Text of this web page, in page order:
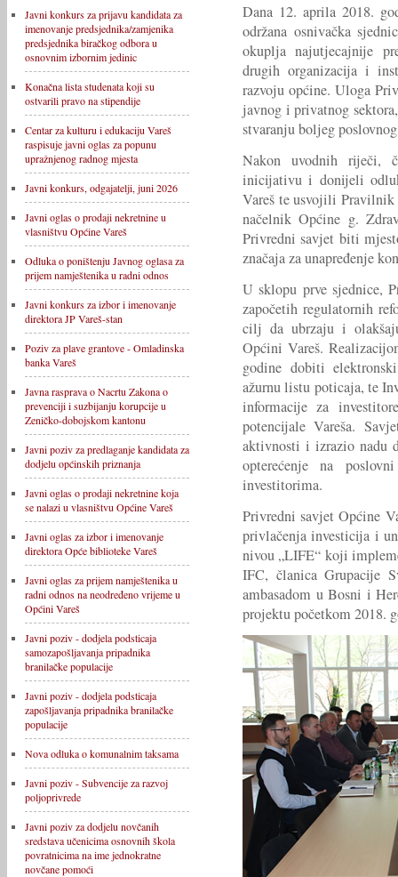
Javni konkurs za prijavu kandidata za
imenovanje predsjednika/zamjenika
predsjednika biračkog odbora u
osnovnim izbornim jedinic
Konačna lista studenata koji su
ostvarili pravo na stipendije
Centar za kulturu i edukaciju Vareš
raspisuje javni oglas za popunu
upražnjenog radnog mjesta
Javni konkurs, odgajatelji, juni 2026
Javni oglas o prodaji nekretnine u
vlasništvu Općine Vareš
Odluka o poništenju Javnog oglasa za
prijem namještenika u radni odnos
Javni konkurs za izbor i imenovanje
direktora JP Vareš-stan
Poziv za plave grantove - Omladinska
banka Vareš
Javna rasprava o Nacrtu Zakona o
prevenciji i suzbijanju korupcije u
Zeničko-dobojskom kantonu
Javni poziv za predlaganje kandidata za
dodjelu općinskih priznanja
Javni oglas o prodaji nekretnine koja
se nalazi u vlasništvu Općine Vareš
Javni oglas za izbor i imenovanje
direktora Opće biblioteke Vareš
Javni oglas za prijem namještenika u
radni odnos na neodređeno vrijeme u
Općini Vareš
Javni poziv - dodjela podsticaja
samozapošljavanja pripadnika
branilačke populacije
Javni poziv - dodjela podsticaja
zapošljavanja pripadnika branilačke
populacije
Nova odluka o komunalnim taksama
Javni poziv - Subvencije za razvoj
poljoprivrede
Javni poziv za dodjelu novčanih
sredstava učenicima osnovnih škola
povratnicima na ime jednokratne
novčane pomoći
Dana 12. aprila 2018.
održana osnivačka
okuplja najutjecajnije
drugih organizacija i
razvoju općine. Uloga
javnog i privatnog
stvaranju boljeg
Nakon uvodnih riječi,
inicijativu i donijeli
Vareš te usvojili Pravilnik
načelnik Općine g.
Privredni savjet biti
značaja za unapređenje
U sklopu prve sjednice,
započetih regulatornih
cilj da ubrzaju i
Općini Vareš.
godine dobiti
ažurnu listu poticaja, te
informacije za
potencijale Vareša.
aktivnosti i izrazio nadu
opterećenje na
investitorima.
Privredni savjet Općine
privlačenja investicija i
nivou „LIFE“ koji
IFC, članica Grupacije
ambasadom u Bosni i
projektu početkom 2018.